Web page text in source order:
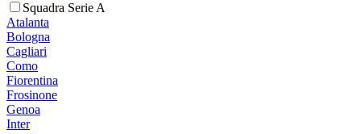
Squadra Serie A
Atalanta
Bologna
Cagliari
Como
Fiorentina
Frosinone
Genoa
Inter